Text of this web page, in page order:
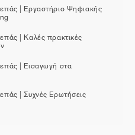
| Εργαστήριο Ψηφιακής
| Καλές πρακτικές
| Εισαγωγή στα
| Συχνές Ερωτήσεις